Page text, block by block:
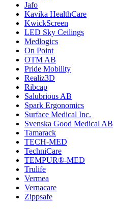
Jafo
Kavika HealthCare
KwickScreen
LED Sky Ceilings
Medlogics
On Point
OTM AB
Pride Mobility
Realiz3D
Ribcap
Salubrious AB
Spark Ergonomics
Surface Medical Inc.
Svenska Good Medical AB
Tamarack
TECH-MED
TechniCare
TEMPUR®-MED
Trulife
Vermea
Vernacare
Zippsafe